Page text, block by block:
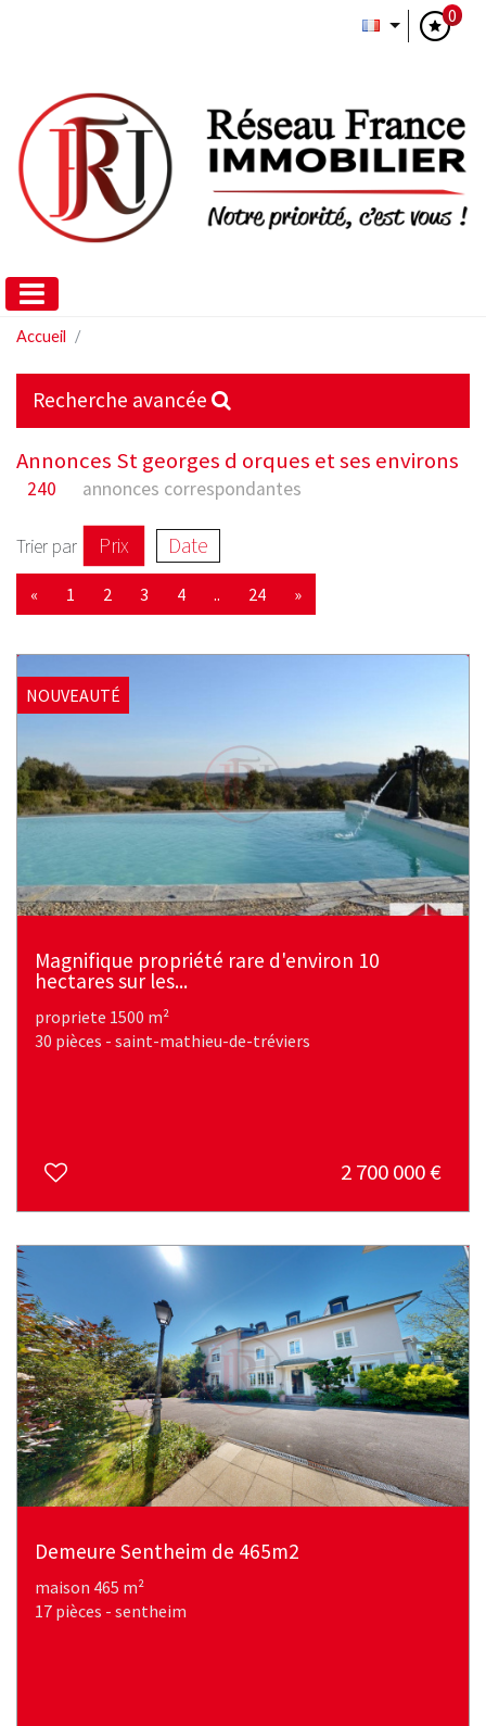
0
Accueil
Recherche avancée
Annonces St georges d orques et ses environs
240 annonces correspondantes
Trier par Prix Date
« 1 2 3 4 .. 24 »
NOUVEAUTÉ
Magnifique propriété rare d'environ 10
hectares sur les...
propriete 1500 m²
30 pièces - saint-mathieu-de-tréviers
2 700 000€
Demeure Sentheim de 465m2
maison 465 m²
17 pièces - sentheim